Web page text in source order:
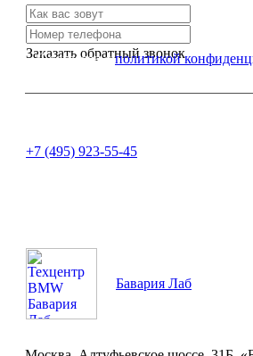
Заказать обратный звонок
Я согласен сполитикой
+7 (495) 923-55-45
Бавария Лаб